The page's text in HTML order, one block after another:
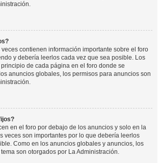
contienen información importante sobre el foro
y debería leerlos cada vez que sea posible. Los
de cada página en el foro donde se
anuncios globales, los permisos para anuncios son
en el foro por debajo de los anuncios y solo en la
veces son importantes por lo que debería leerlos
Como en los anuncios globales y anuncios, los
son otorgados por La Administración.